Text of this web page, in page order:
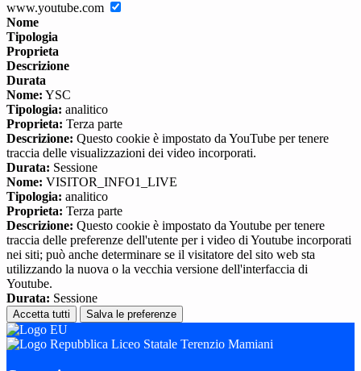
www.youtube.com
Nome
Tipologia
Proprieta
Descrizione
Durata
Nome: YSC
Tipologia: analitico
Proprieta: Terza parte
Descrizione: Questo cookie è impostato da YouTube per tenere
traccia delle visualizzazioni dei video incorporati.
Durata: Sessione
Nome: VISITOR_INFO1_LIVE
Tipologia: analitico
Proprieta: Terza parte
Descrizione: Questo cookie è impostato da Youtube per tenere
traccia delle preferenze dell'utente per i video di Youtube incorporati
nei siti; può anche determinare se il visitatore del sito web sta
utilizzando la nuova o la vecchia versione dell'interfaccia di
Youtube.
Durata: Sessione
Accetta tutti Salva le preferenze
Liceo Statale Terenzio Mamiani